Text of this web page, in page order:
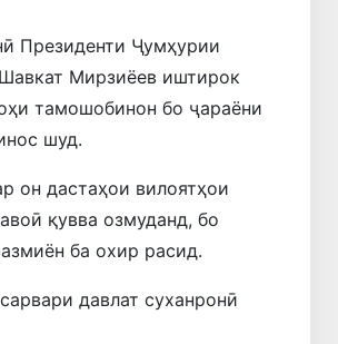
Президенти Ҷумҳурии
Мирзиёев иштирок
тамошобинон бо ҷараёни
шуд.
он дастаҳои вилоятҳои
қувва озмуданд, бо
ба охир расид.
давлат суханронӣ